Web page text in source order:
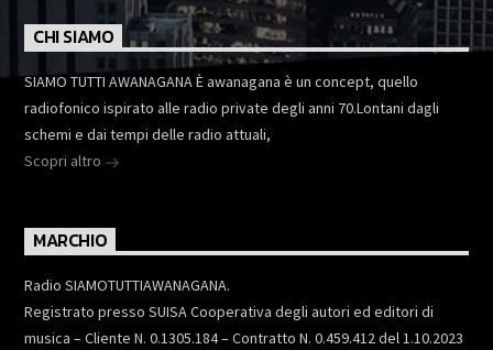
CHI SIAMO
SIAMO TUTTI AWANAGANA È awanagana è un concept, quello
radiofonico ispirato alle radio private degli anni 70.Lontani dagli
schemi e dai tempi delle radio attuali,
Scopri altro
MARCHIO
Radio SIAMOTUTTIAWANAGANA.
Registrato presso SUISA Cooperativa degli autori ed editori di
musica – Cliente N. 0.1305.184 – Contratto N. 0.459.412 del 1.10.2023